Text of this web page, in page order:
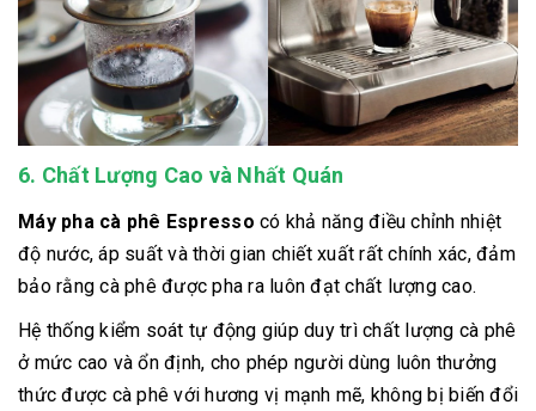
6. Chất Lượng Cao và Nhất Quán
Máy pha cà phê Espresso có khả năng điều chỉnh nhiệt
độ nước, áp suất và thời gian chiết xuất rất chính xác, đảm
bảo rằng cà phê được pha ra luôn đạt chất lượng cao.
Hệ thống kiểm soát tự động giúp duy trì chất lượng cà phê
ở mức cao và ổn định, cho phép người dùng luôn thưởng
thức được cà phê với hương vị mạnh mẽ, không bị biến đổi